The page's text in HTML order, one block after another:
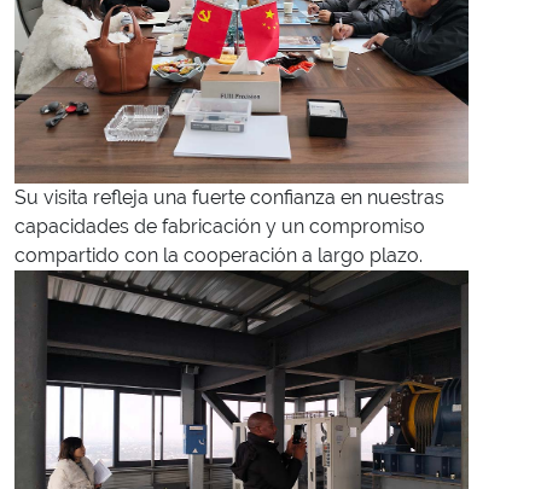
Su visita refleja una fuerte confianza en nuestras
capacidades de fabricación y un compromiso
compartido con la cooperación a largo plazo.